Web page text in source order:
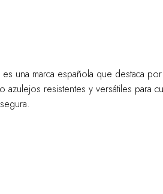
una marca española que destaca
resistentes y versátiles para